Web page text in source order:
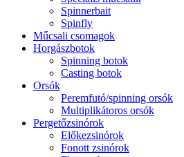
Spinnerbait
Spinfly
Műcsali csomagok
Horgászbotok
Spinning botok
Casting botok
Orsók
Peremfutó/spinning orsók
Multiplikátoros orsók
Pergetőzsinórok
Előkezsinórok
Fonott zsinórok